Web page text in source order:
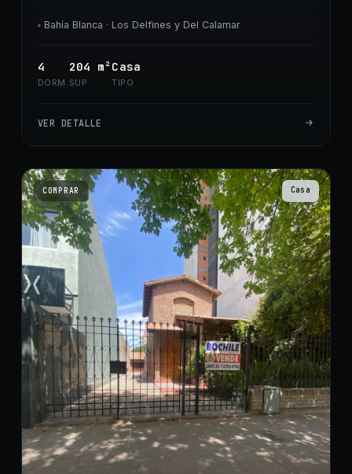
◦ Bahía Blanca · Los Delfines y Del Calamar
4
DORM.
204 m²
SUP.
Casa
TIPO
VER DETALLE
COMPRAR Casa